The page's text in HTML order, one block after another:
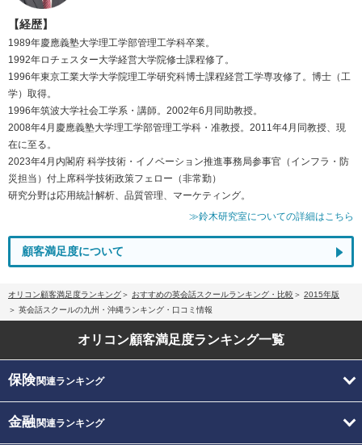
【経歴】
1989年慶應義塾大学理工学部管理工学科卒業。
1992年ロチェスター大学経営大学院修士課程修了。
1996年東京工業大学大学院理工学研究科博士課程経営工学専攻修了。博士（工
学）取得。
1996年筑波大学社会工学系・講師。2002年6月同助教授。
2008年4月慶應義塾大学理工学部管理工学科・准教授。2011年4月同教授、現
在に至る。
2023年4月内閣府 科学技術・イノベーション推進事務局参事官（インフラ・防
災担当）付上席科学技術政策フェロー（非常勤）
研究分野は応用統計解析、品質管理、マーケティング。
≫鈴木研究室についての詳細はこちら
顧客満足度について
オリコン顧客満足度ランキング おすすめの英会話スクールランキング・比較
2015年版
英会話スクールの九州・沖縄ランキング・口コミ情報
オリコン顧客満足度ランキング一覧
保険関連ランキング
金融関連ランキング